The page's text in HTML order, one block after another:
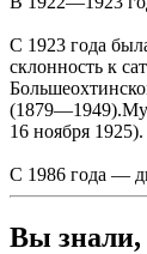
С 1923 года
склонность к
16 ноября 1925).
С 1986 года —
Вы знали,